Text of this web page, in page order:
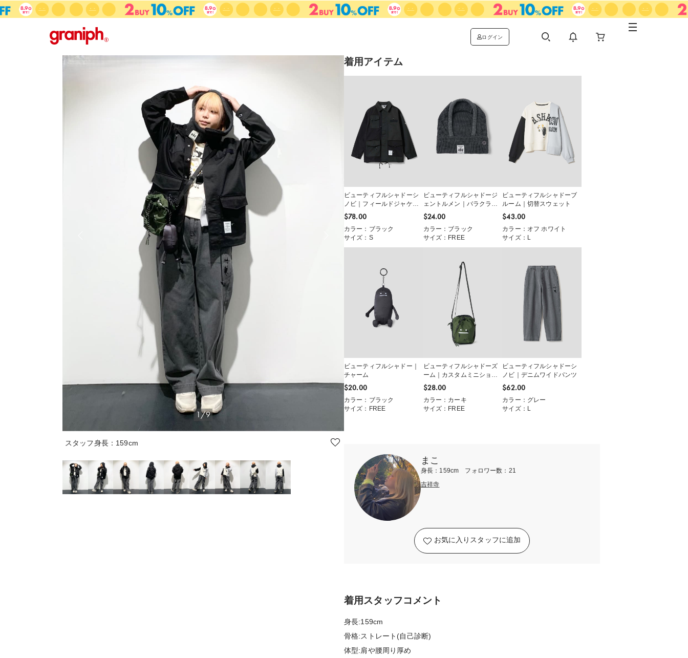
ログイン
1/9
スタッフ身長：159cm
着用アイテム
ビューティフルシャドーシ
ノビ｜フィールドジャケッ
ト
$‌78.00
カラー：ブラック
サイズ：S
ビューティフルシャドージ
ェントルメン｜バラクラバ
ニットフード
$‌24.00
カラー：ブラック
サイズ：FREE
ビューティフルシャドーブ
ルーム｜切替スウェット
$‌43.00
カラー：オフ ホワイト
サイズ：L
ビューティフルシャドー｜
チャーム
$‌20.00
カラー：ブラック
サイズ：FREE
ビューティフルシャドーズ
ーム｜カスタムミニショル
ダーバッグ
$‌28.00
カラー：カーキ
サイズ：FREE
ビューティフルシャドーシ
ノビ｜デニムワイドパンツ
$‌62.00
カラー：グレー
サイズ：L
まこ
身長：159cm フォロワー数：21
吉祥寺
お気に入りスタッフに追加
着用スタッフコメント
身長:159cm
骨格:ストレート(自己診断)
体型:肩や腰周り厚め